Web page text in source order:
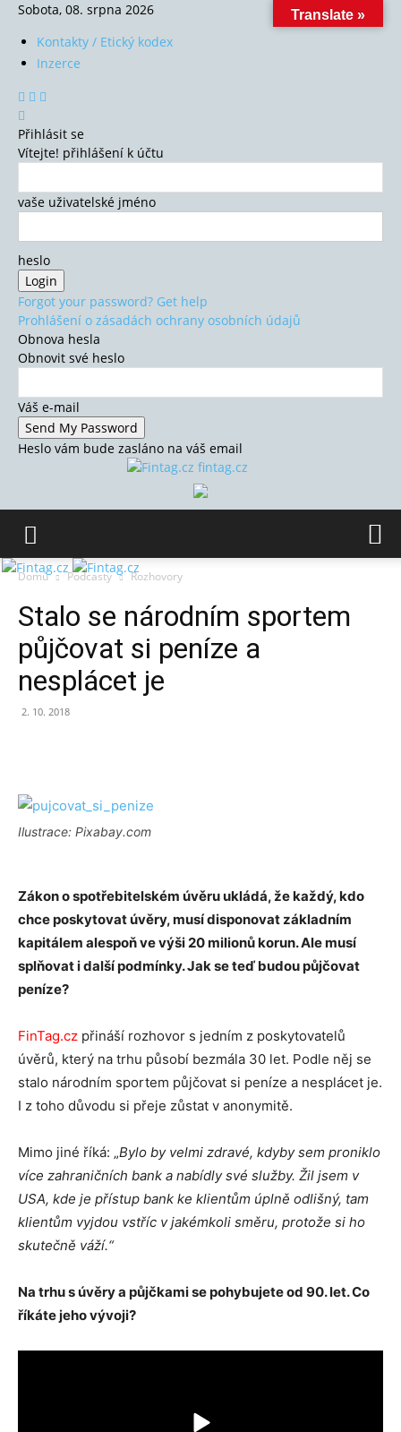
Sobota, 08. srpna 2026
Kontakty / Etický kodex
Inzerce
Přihlásit se
Vítejte! přihlášení k účtu
vaše uživatelské jméno
heslo
Forgot your password? Get help
Prohlášení o zásadách ochrany osobních údajů
Obnova hesla
Obnovit své heslo
Váš e-mail
Heslo vám bude zasláno na váš email
fintag.cz
Domů Podcasty Rozhovory
Stalo se národním sportem
půjčovat si peníze a
nesplácet je
2. 10. 2018
Ilustrace: Pixabay.com
Zákon o spotřebitelském úvěru ukládá, že každý, kdo
chce poskytovat úvěry, musí disponovat základním
kapitálem alespoň ve výši 20 milionů korun. Ale musí
splňovat i další podmínky. Jak se teď budou půjčovat
peníze?
FinTag.cz přináší rozhovor s jedním z poskytovatelů
úvěrů, který na trhu působí bezmála 30 let. Podle něj se
stalo národním sportem půjčovat si peníze a nesplácet je.
I z toho důvodu si přeje zůstat v anonymitě.
Mimo jiné říká: „Bylo by velmi zdravé, kdyby sem proniklo
více zahraničních bank a nabídly své služby. Žil jsem v
USA, kde je přístup bank ke klientům úplně odlišný, tam
klientům vyjdou vstříc v jakémkoli směru, protože si ho
skutečně váží.“
Na trhu s úvěry a půjčkami se pohybujete od 90. let. Co
říkáte jeho vývoji?
Translate »